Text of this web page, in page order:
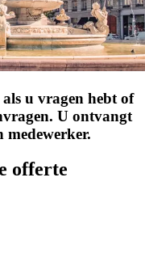
u vragen hebt of
U ontvangt
medewerker.
offerte